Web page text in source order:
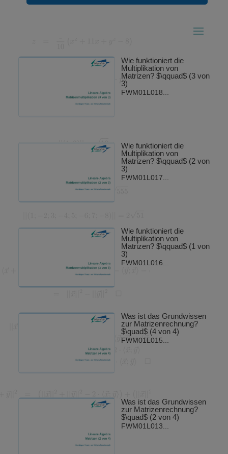
Wie funktioniert die
Multiplikation von
Matrizen? $\qquad$ (3 von
3)
FWM01L018...
Wie funktioniert die
Multiplikation von
Matrizen? $\qquad$ (2 von
3)
FWM01L017...
Wie funktioniert die
Multiplikation von
Matrizen? $\qquad$ (1 von
3)
FWM01L016...
Was ist das Grundwissen
zur Matrizenrechnung?
$\quad$ (4 von 4)
FWM01L015...
Was ist das Grundwissen
zur Matrizenrechnung?
$\quad$ (2 von 4)
FWM01L013...